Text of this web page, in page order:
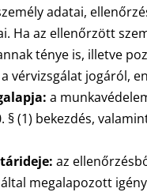
adatai,
Ha az ellenőrzött
ténye is, illetve
vérvizsgálat jogáról,
a
§ (1) bekezdés,
az
megalapozott